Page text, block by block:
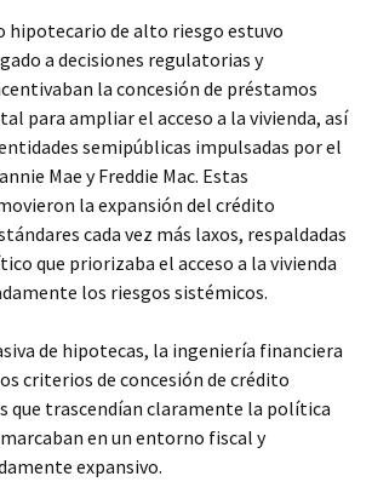
hipotecario de alto riesgo estuvo
a decisiones regulatorias y
la concesión de préstamos
para ampliar el acceso a la vivienda, así
semipúblicas impulsadas por el
Mae y Freddie Mac. Estas
la expansión del crédito
cada vez más laxos, respaldadas
que priorizaba el acceso a la vivienda
los riesgos sistémicos.
de hipotecas, la ingeniería financiera
criterios de concesión de crédito
que trascendían claramente la política
en un entorno fiscal y
expansivo.